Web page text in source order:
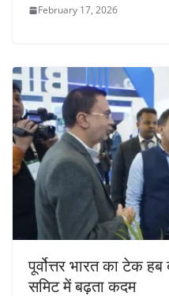
February 17, 2026
पूर्वोत्तर भारत का टेक
समिट में बढ़ता कदम